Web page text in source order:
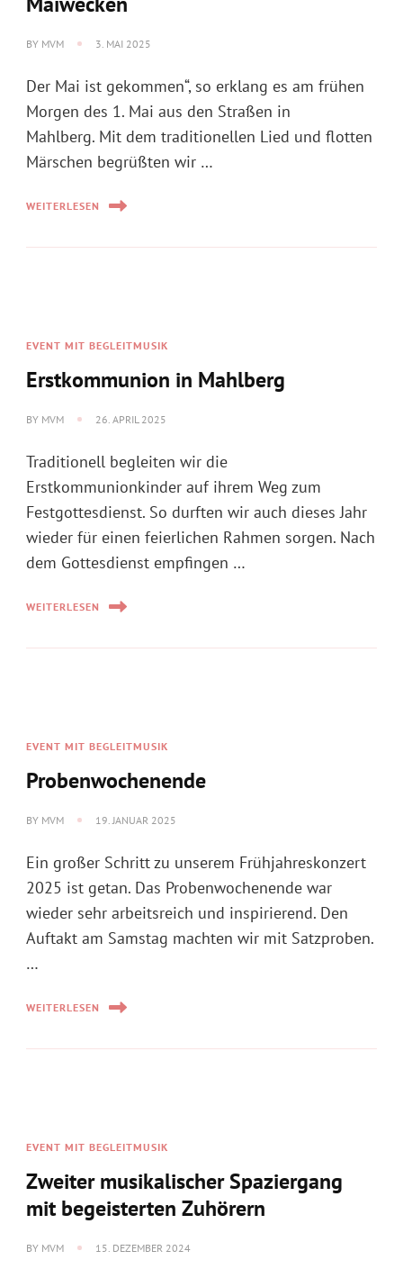
BY MVM 3. MAI 2025
Der Mai ist gekommen“, so erklang es am frühen
Morgen des 1. Mai aus den Straßen in
Mahlberg. Mit dem traditionellen Lied und flotten
Märschen begrüßten wir …
WEITERLESEN
EVENT MIT BEGLEITMUSIK
Erstkommunion in Mahlberg
BY MVM 26. APRIL 2025
Traditionell begleiten wir die
Erstkommunionkinder auf ihrem Weg zum
Festgottesdienst. So durften wir auch dieses Jahr
wieder für einen feierlichen Rahmen sorgen. Nach
dem Gottesdienst empfingen …
WEITERLESEN
EVENT MIT BEGLEITMUSIK
Probenwochenende
BY MVM 19. JANUAR 2025
Ein großer Schritt zu unserem Frühjahreskonzert
2025 ist getan. Das Probenwochenende war
wieder sehr arbeitsreich und inspirierend. Den
Auftakt am Samstag machten wir mit Satzproben.
…
WEITERLESEN
EVENT MIT BEGLEITMUSIK
Zweiter musikalischer Spaziergang
mit begeisterten Zuhörern
BY MVM 15. DEZEMBER 2024